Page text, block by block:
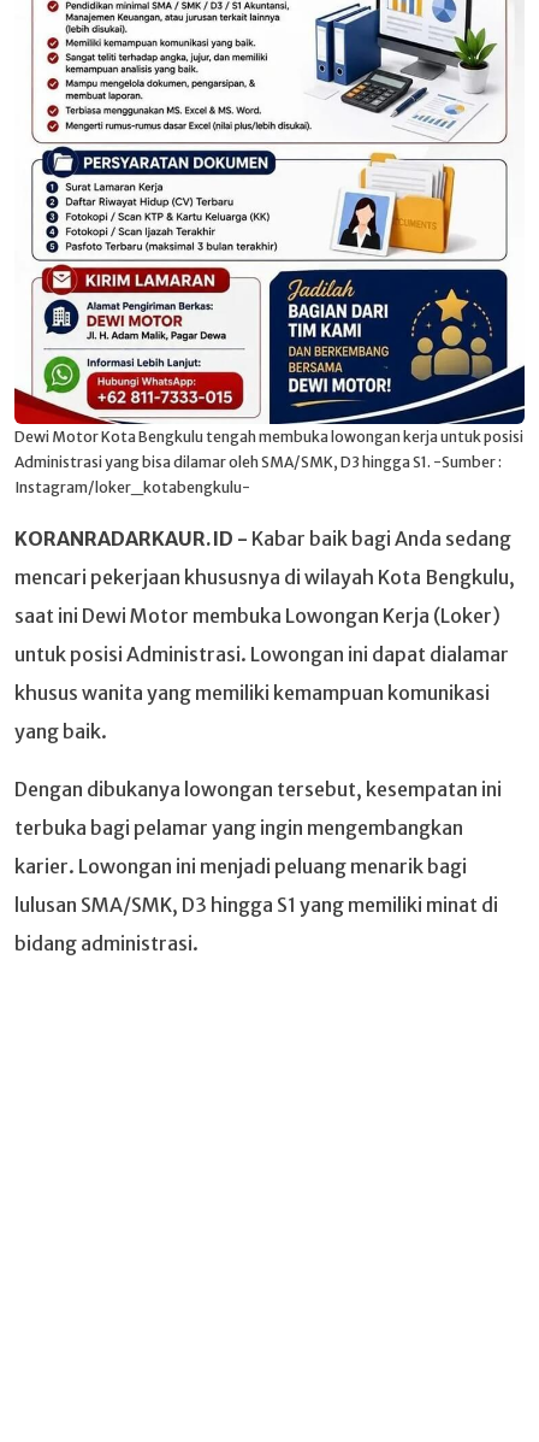
Dewi Motor Kota Bengkulu tengah membuka lowongan kerja untuk posisi
Administrasi yang bisa dilamar oleh SMA/SMK, D3 hingga S1. -Sumber :
Instagram/loker_kotabengkulu-
KORANRADARKAUR.ID - Kabar baik bagi Anda sedang
mencari pekerjaan khususnya di wilayah Kota Bengkulu,
saat ini Dewi Motor membuka Lowongan Kerja (Loker)
untuk posisi Administrasi. Lowongan ini dapat dialamar
khusus wanita yang memiliki kemampuan komunikasi
yang baik.
Dengan dibukanya lowongan tersebut, kesempatan ini
terbuka bagi pelamar yang ingin mengembangkan
karier. Lowongan ini menjadi peluang menarik bagi
lulusan SMA/SMK, D3 hingga S1 yang memiliki minat di
bidang administrasi.